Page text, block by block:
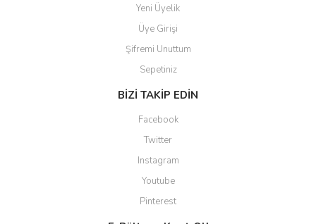
Yeni Üyelik
Üye Girişi
Şifremi Unuttum
Sepetiniz
BİZİ TAKİP EDİN
Facebook
Twitter
Instagram
Youtube
Pinterest